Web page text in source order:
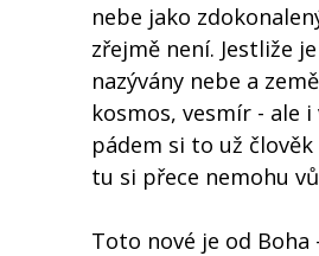
nebe jako
zřejmě není. Jestliže
nazývány nebe a
kosmos, vesmír - ale
pádem si to už
tu si přece nemohu
Toto nové je od